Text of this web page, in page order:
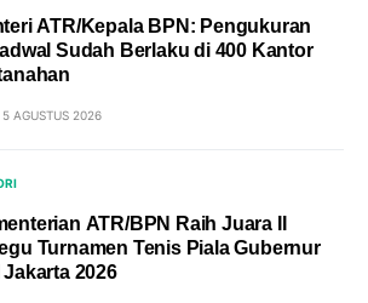
ATR/Kepala BPN: Pengukuran
Sudah Berlaku di 400 Kantor
5 AGUSTUS 2026
ATR/BPN Raih Juara II
Turnamen Tenis Piala Gubernur
Jakarta 2026